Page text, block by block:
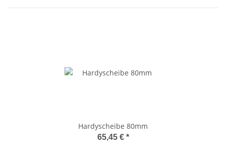
Hardyscheibe 80mm
65,45 € *